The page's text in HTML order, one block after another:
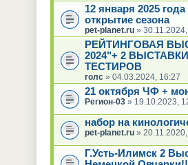
12 января 2025
открытие сезона
pet-planet.ru»
РЕЙТИНГОВАЯ
2024"+ 2
ТЕСТИРОВ
голс» 04.03.2024, 16:27
21 октября ЧФ +
Регион-03» 19.10.2023,
набор на
pet-planet.ru»
Г.Усть-Илимск 2